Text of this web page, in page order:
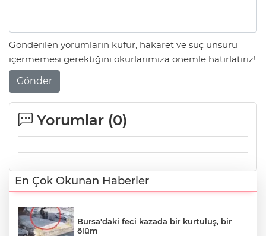
Gönderilen yorumların küfür, hakaret ve suç unsuru
içermemesi gerektiğini okurlarımıza önemle hatırlatırız!
Gönder
Yorumlar (0)
En Çok Okunan Haberler
Bursa'daki feci kazada bir kurtuluş, bir
ölüm